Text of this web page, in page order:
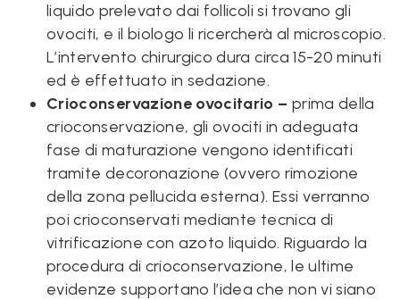
liquido prelevato dai follicoli si trovano gli
ovociti, e il biologo li ricercherà al microscopio.
L’intervento chirurgico dura circa 15-20 minuti
ed è effettuato in sedazione.
Crioconservazione ovocitario – prima della
crioconservazione, gli ovociti in adeguata
fase di maturazione vengono identificati
tramite decoronazione (ovvero rimozione
della zona pellucida esterna). Essi verranno
poi crioconservati mediante tecnica di
vitrificazione con azoto liquido. Riguardo la
procedura di crioconservazione, le ultime
evidenze supportano l’idea che non vi siano